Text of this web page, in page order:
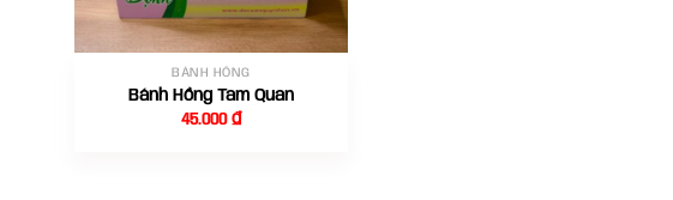
BÁNH HỒNG
Bánh Hồng Tam Quan
45.000 ₫